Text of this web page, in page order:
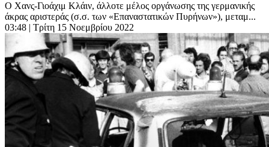
Ο Χανς-Γιοάχιμ Κλάιν, άλλοτε μέλος οργάνωσης της γερμανικής
άκρας αριστεράς (σ.σ. των «Επαναστατικών Πυρήνων»), μεταμ...
03:48 | Τρίτη 15 Νοεμβρίου 2022